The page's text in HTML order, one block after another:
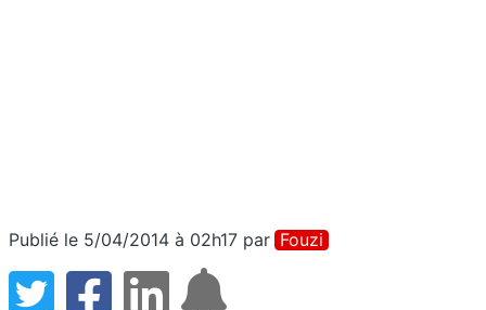
Publié le 5/04/2014 à 02h17 par Fouzi